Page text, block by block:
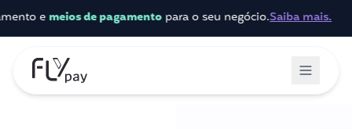
emeios de pagamentopara o seu negócio.Saiba mais.